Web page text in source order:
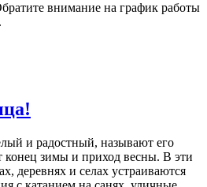
внимание на график работы
и радостный, называют его
зимы и приход весны. В эти
деревнях и селах устраиваются